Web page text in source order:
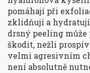
pomáhají při
zklidňují a
drsný peeling může
škodit, nežli
velmi agresivním
není absolutně